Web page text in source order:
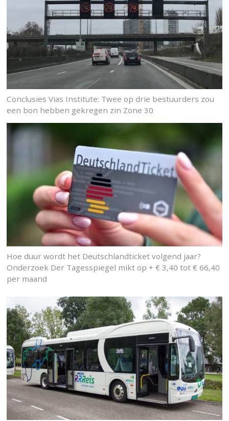
Conclusies Vias Institute: Twee op drie bestuurders zou
een bon hebben gekregen zin Zone 30
Hoe duur wordt het Deutschlandticket volgend jaar?
Onderzoek Der Tagesspiegel mikt op + € 3,40 tot € 66,40
per maand